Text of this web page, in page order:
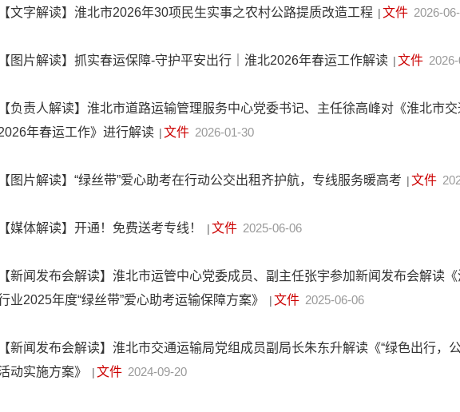
【文字解读】淮北市2026年30项民生实事之农村公路提质改造工程 |文件 2026-
【图片解读】抓实春运保障-守护平安出行｜淮北2026年春运工作解读 |文件
【负责人解读】淮北市道路运输管理服务中心党委书记、主任徐高峰对《淮北市
年春运工作》进行解读 |文件 2026-01-30
【图片解读】“绿丝带”爱心助考在行动公交出租齐护航，专线服务暖高考 |文件
【媒体解读】开通！免费送考专线！ |文件 2025-06-06
【新闻发布会解读】淮北市运管中心党委成员、副主任张宇参加新闻发布会解读
业2025年度“绿丝带”爱心助考运输保障方案》
|文件 2025-06-06
【新闻发布会解读】淮北市交通运输局党组成员副局长朱东升解读《“绿色出行，
动实施方案》
|文件 2024-09-20